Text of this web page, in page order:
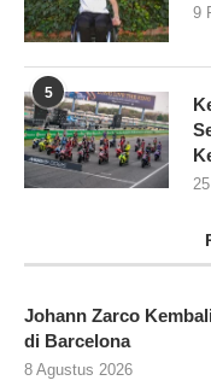
9
5
Johann Zarco
di Barcelona
8 Agustus 2026